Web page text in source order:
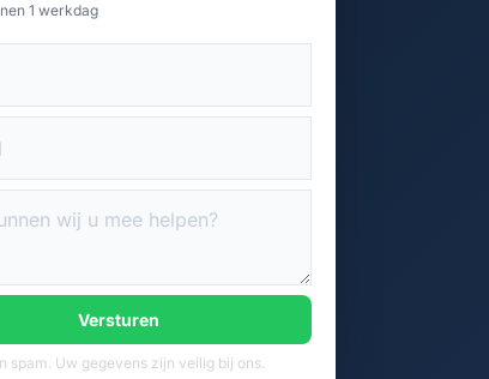
1 werkdag
Versturen
spam. Uw gegevens zijn veilig bij ons.